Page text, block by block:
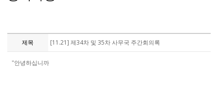
제목 [11.21] 제34차 및 35차 사무국 주간회의록
"안녕하십니까